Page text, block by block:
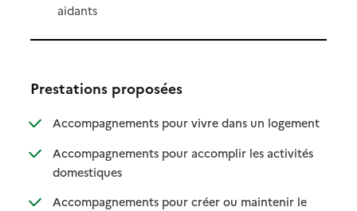
aidants
Prestations proposées
Accompagnements pour vivre dans un logement
:
: non
Accompagnements pour accomplir les activités
domestiques: disponible
: non disponible
Accompagnements pour créer ou maintenir le